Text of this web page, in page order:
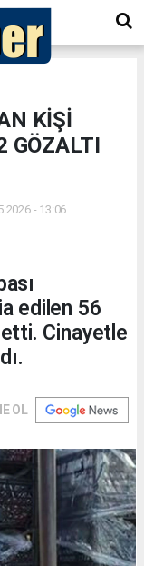
KİŞİ
GÖZALTI
- 13:06
edilen 56
Cinayetle
OL